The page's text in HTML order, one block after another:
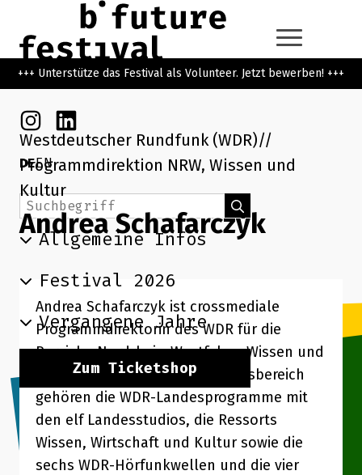
Zum Hauptinhalt der Seite springen
Zur Startseite navigieren
Instagram
Linkedin
DEEN
Suchbegriff Suchen
Allgemeine Infos
Festival 2026
Vergangene Jahre
Zum Ticketshop
+++ Unterstütze das Festival als Volunteer. Jetzt bewerben! +++
Westdeutscher Rundfunk (WDR)
Programmdirektion NRW, Wissen und
Kultur
Andrea Schafarczyk
Andrea Schafarczyk ist crossmediale
Programmdirektorin des WDR für die
Bereiche Nordrhein-Westfalen, Wissen und
Kultur. Zu ihrem Verantwortungsbereich
gehören die WDR-Landesprogramme mit
den elf Landesstudios, die Ressorts
Wissen, Wirtschaft und Kultur sowie die
sechs WDR-Hörfunkwellen und die vier